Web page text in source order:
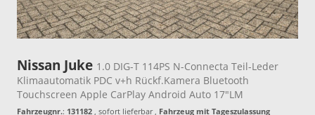
Nissan Juke 1.0 DIG-T 114PS N-Connecta Teil-Leder
Klimaautomatik PDC v+h Rückf.Kamera Bluetooth
Touchscreen Apple CarPlay Android Auto 17"LM
Fahrzeugnr.: 131182 , sofort lieferbar, Fahrzeug mit Tageszulassung